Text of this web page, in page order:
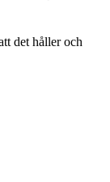
det håller och